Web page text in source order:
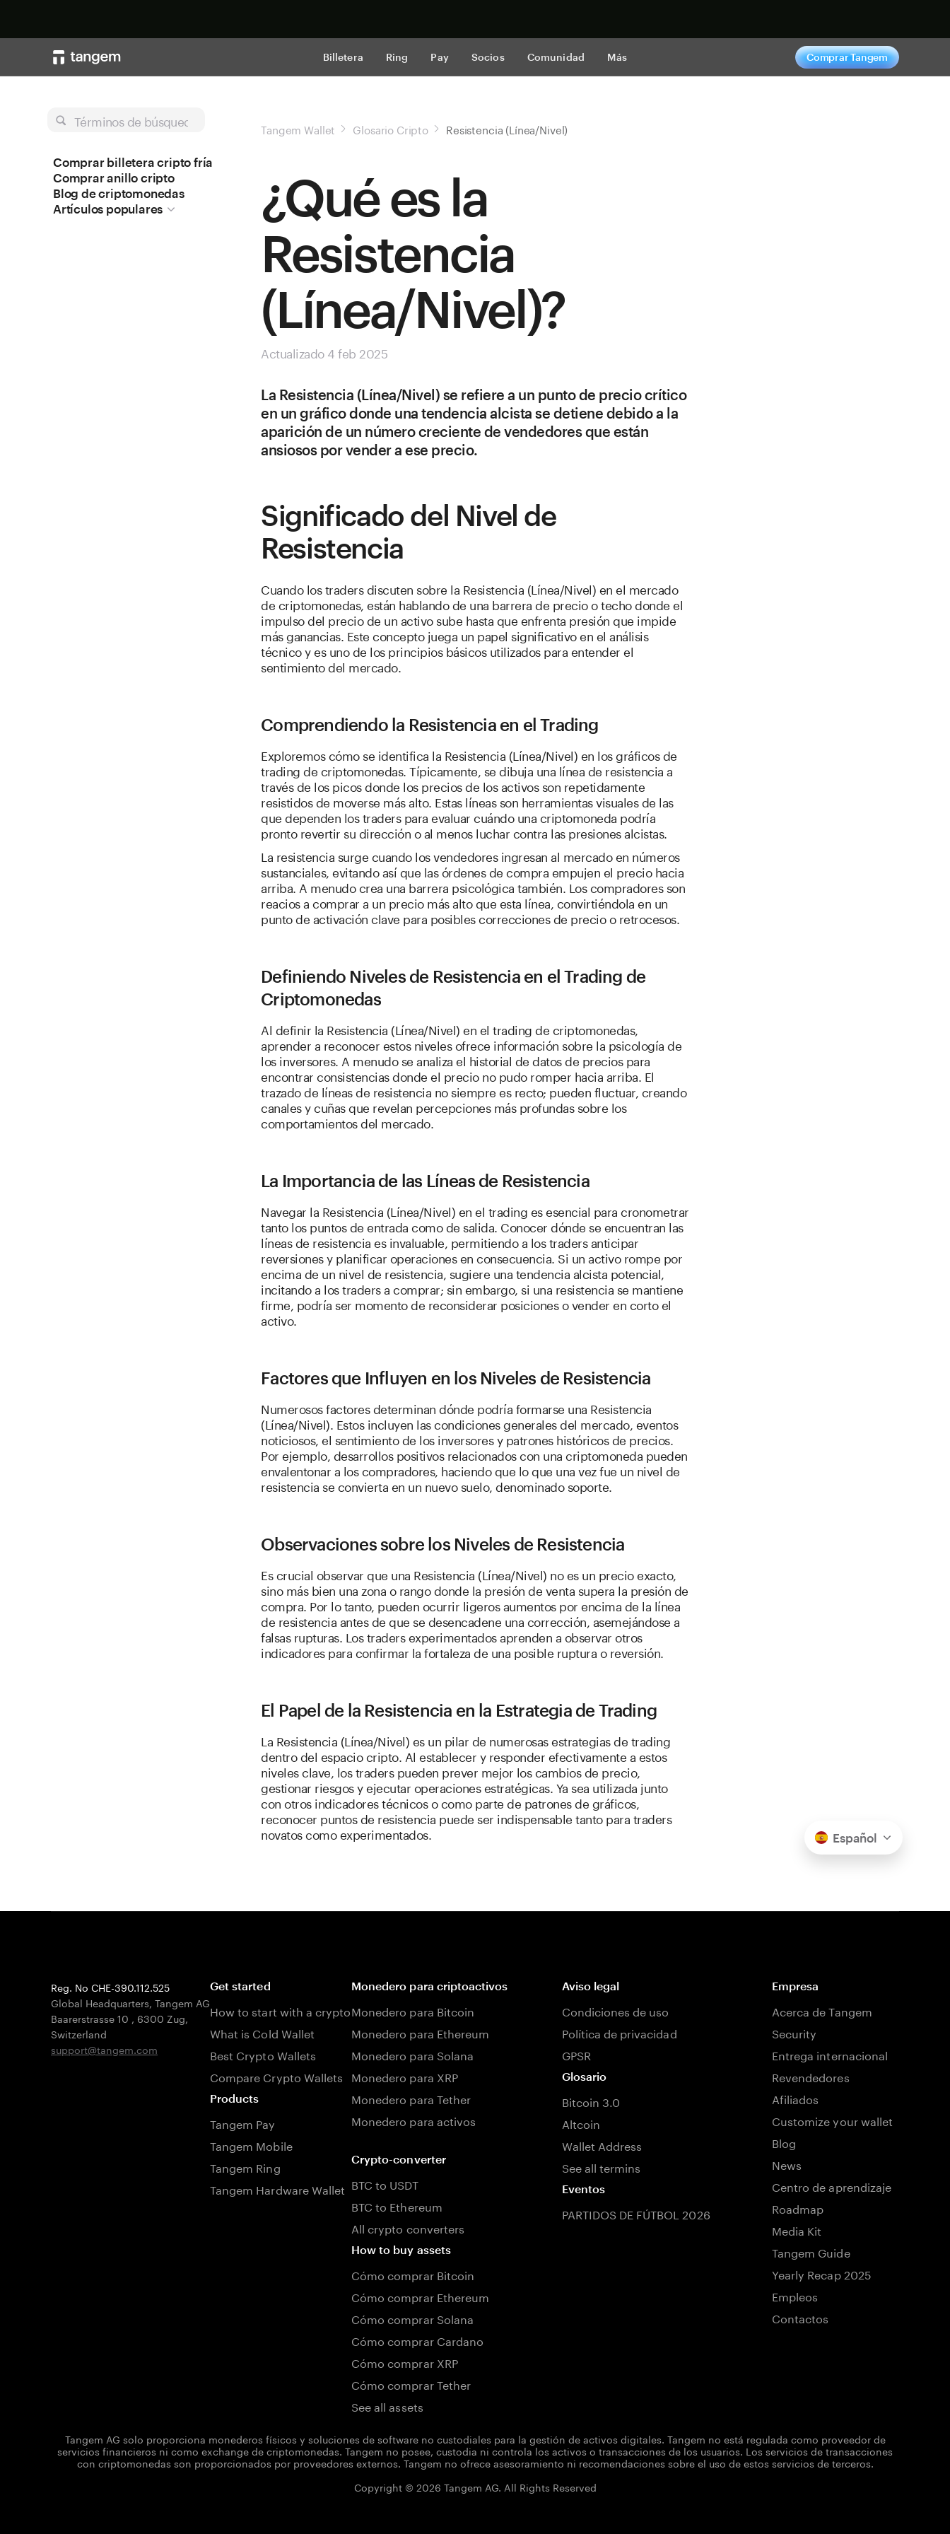
Billetera Ring Pay Socios Comunidad Más Comprar Tangem
Términos de búsqueda
Comprar billetera cripto fría
Comprar anillo cripto
Blog de criptomonedas
Artículos populares
Tangem Wallet Glosario Cripto Resistencia (Línea/Nivel)
¿Qué es la
Resistencia
(Línea/Nivel)?
Actualizado 4 feb 2025
La Resistencia (Línea/Nivel) se refiere a un punto de precio crítico
en un gráfico donde una tendencia alcista se detiene debido a la
aparición de un número creciente de vendedores que están
ansiosos por vender a ese precio.
Significado del Nivel de
Resistencia
Cuando los traders discuten sobre la Resistencia (Línea/Nivel) en el mercado
de criptomonedas, están hablando de una barrera de precio o techo donde el
impulso del precio de un activo sube hasta que enfrenta presión que impide
más ganancias. Este concepto juega un papel significativo en el análisis
técnico y es uno de los principios básicos utilizados para entender el
sentimiento del mercado.
Comprendiendo la Resistencia en el Trading
Exploremos cómo se identifica la Resistencia (Línea/Nivel) en los gráficos de
trading de criptomonedas. Típicamente, se dibuja una línea de resistencia a
través de los picos donde los precios de los activos son repetidamente
resistidos de moverse más alto. Estas líneas son herramientas visuales de las
que dependen los traders para evaluar cuándo una criptomoneda podría
pronto revertir su dirección o al menos luchar contra las presiones alcistas.
La resistencia surge cuando los vendedores ingresan al mercado en números
sustanciales, evitando así que las órdenes de compra empujen el precio hacia
arriba. A menudo crea una barrera psicológica también. Los compradores son
reacios a comprar a un precio más alto que esta línea, convirtiéndola en un
punto de activación clave para posibles correcciones de precio o retrocesos.
Definiendo Niveles de Resistencia en el Trading de
Criptomonedas
Al definir la Resistencia (Línea/Nivel) en el trading de criptomonedas,
aprender a reconocer estos niveles ofrece información sobre la psicología de
los inversores. A menudo se analiza el historial de datos de precios para
encontrar consistencias donde el precio no pudo romper hacia arriba. El
trazado de líneas de resistencia no siempre es recto; pueden fluctuar, creando
canales y cuñas que revelan percepciones más profundas sobre los
comportamientos del mercado.
La Importancia de las Líneas de Resistencia
Navegar la Resistencia (Línea/Nivel) en el trading es esencial para cronometrar
tanto los puntos de entrada como de salida. Conocer dónde se encuentran las
líneas de resistencia es invaluable, permitiendo a los traders anticipar
reversiones y planificar operaciones en consecuencia. Si un activo rompe por
encima de un nivel de resistencia, sugiere una tendencia alcista potencial,
incitando a los traders a comprar; sin embargo, si una resistencia se mantiene
firme, podría ser momento de reconsiderar posiciones o vender en corto el
activo.
Factores que Influyen en los Niveles de Resistencia
Numerosos factores determinan dónde podría formarse una Resistencia
(Línea/Nivel). Estos incluyen las condiciones generales del mercado, eventos
noticiosos, el sentimiento de los inversores y patrones históricos de precios.
Por ejemplo, desarrollos positivos relacionados con una criptomoneda pueden
envalentonar a los compradores, haciendo que lo que una vez fue un nivel de
resistencia se convierta en un nuevo suelo, denominado soporte.
Observaciones sobre los Niveles de Resistencia
Es crucial observar que una Resistencia (Línea/Nivel) no es un precio exacto,
sino más bien una zona o rango donde la presión de venta supera la presión de
compra. Por lo tanto, pueden ocurrir ligeros aumentos por encima de la línea
de resistencia antes de que se desencadene una corrección, asemejándose a
falsas rupturas. Los traders experimentados aprenden a observar otros
indicadores para confirmar la fortaleza de una posible ruptura o reversión.
El Papel de la Resistencia en la Estrategia de Trading
La Resistencia (Línea/Nivel) es un pilar de numerosas estrategias de trading
dentro del espacio cripto. Al establecer y responder efectivamente a estos
niveles clave, los traders pueden prever mejor los cambios de precio,
gestionar riesgos y ejecutar operaciones estratégicas. Ya sea utilizada junto
con otros indicadores técnicos o como parte de patrones de gráficos,
reconocer puntos de resistencia puede ser indispensable tanto para traders
novatos como experimentados.
Español
Reg. No CHE-390.112.525
Global Headquarters, Tangem AG
Baarerstrasse 10 , 6300 Zug,
Switzerland
support@tangem.com
Get started
How to start with a crypto
What is Cold Wallet
Best Crypto Wallets
Compare Crypto Wallets
Products
Tangem Pay
Tangem Mobile
Tangem Ring
Tangem Hardware Wallet
Monedero para criptoactivos
Monedero para Bitcoin
Monedero para Ethereum
Monedero para Solana
Monedero para XRP
Monedero para Tether
Monedero para activos
Crypto-converter
BTC to USDT
BTC to Ethereum
All crypto converters
How to buy assets
Cómo comprar Bitcoin
Cómo comprar Ethereum
Cómo comprar Solana
Cómo comprar Cardano
Cómo comprar XRP
Cómo comprar Tether
See all assets
Aviso legal
Condiciones de uso
Política de privacidad
GPSR
Glosario
Bitcoin 3.0
Altcoin
Wallet Address
See all termins
Eventos
PARTIDOS DE FÚTBOL 2026
Empresa
Acerca de Tangem
Security
Entrega internacional
Revendedores
Afiliados
Customize your wallet
Blog
News
Centro de aprendizaje
Roadmap
Media Kit
Tangem Guide
Yearly Recap 2025
Empleos
Contactos
Tangem AG solo proporciona monederos físicos y soluciones de software no custodiales para la gestión de activos digitales. Tangem no está regulada como proveedor de
servicios financieros ni como exchange de criptomonedas. Tangem no posee, custodia ni controla los activos o transacciones de los usuarios. Los servicios de transacciones
con criptomonedas son proporcionados por proveedores externos. Tangem no ofrece asesoramiento ni recomendaciones sobre el uso de estos servicios de terceros.